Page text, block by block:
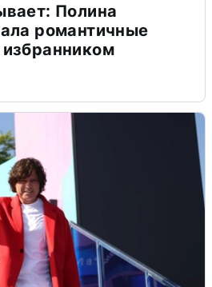
Полина
романтичные